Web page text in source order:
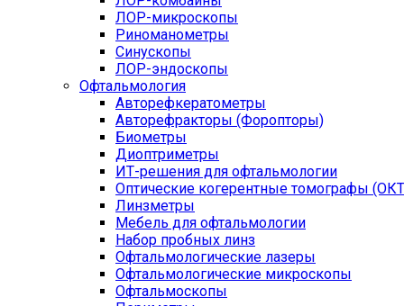
ЛОР-микроскопы
Риноманометры
Синускопы
ЛОР-эндоскопы
Офтальмология
Авторефкератометры
Авторефракторы (Форопторы)
Биометры
Диоптриметры
ИТ-решения для офтальмологии
Оптические когерентные томографы
Линзметры
Мебель для офтальмологии
Набор пробных линз
Офтальмологические лазеры
Офтальмологические микроскопы
Офтальмоскопы